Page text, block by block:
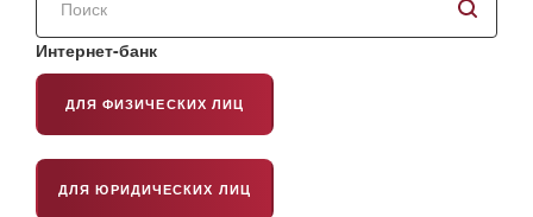
сайту
Интернет-банк
ДЛЯ ФИЗИЧЕСКИХ ЛИЦ
ДЛЯ ЮРИДИЧЕСКИХ ЛИЦ